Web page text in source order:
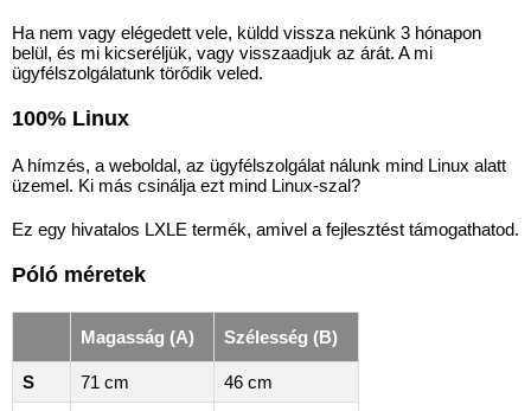
Ha nem vagy elégedett vele, küldd vissza nekünk 3 hónapon
belül, és mi kicseréljük, vagy visszaadjuk az árát. A mi
ügyfélszolgálatunk törődik veled.
100% Linux
A hímzés, a weboldal, az ügyfélszolgálat nálunk mind Linux alatt
üzemel. Ki más csinálja ezt mind Linux-szal?
Ez egy hivatalos LXLE termék, amivel a fejlesztést támogathatod.
Póló méretek
Magasság (A) Szélesség (B)
S 71 cm
46 cm